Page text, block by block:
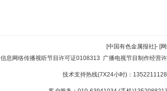
[中国有色金属报社]- [
信息网络传播视听节目许可证0108313 广播电视节目制作经营
技术支持热线(7X24小时)：